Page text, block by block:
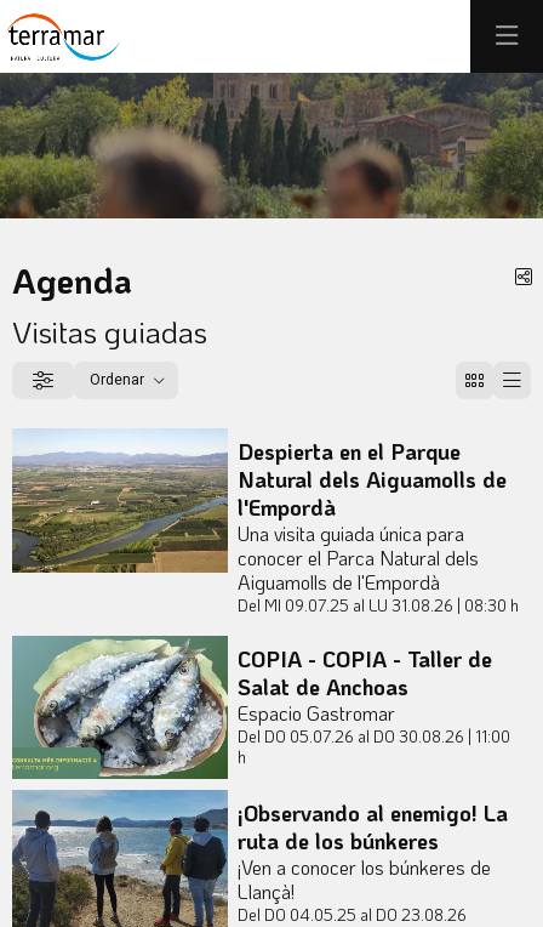
Éste es un carrusel automático. Usa las flechas del teclado o el
Diapositiva 1
Diapositiva 1
Agenda
Visitas guiadas
Filtrar Ordenar
Despierta en el Parque
Natural dels Aiguamolls de
l'Empordà
Una visita guiada única para
conocer el Parca Natural dels
Aiguamolls de l'Empordà
Del MI 09.07.25 al LU 31.08.26 | 08:30 h
COPIA - COPIA - Taller de
Salat de Anchoas
Espacio Gastromar
Del DO 05.07.26 al DO 30.08.26 | 11:00
h
¡Observando al enemigo! La
ruta de los búnkeres
¡Ven a conocer los búnkeres de
Llançà!
Del DO 04.05.25 al DO 23.08.26